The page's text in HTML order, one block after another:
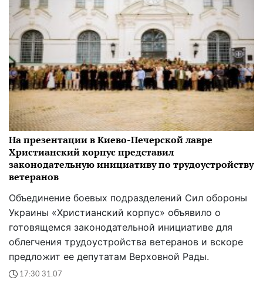
На презентации в Киево-Печерской лавре
Христианский корпус представил
законодательную инициативу по трудоустройству
ветеранов
Объединение боевых подразделений Сил обороны
Украины «Христианский корпус» объявило о
готовящемся законодательной инициативе для
облегчения трудоустройства ветеранов и вскоре
предложит ее депутатам Верховной Рады.
17:30 31.07